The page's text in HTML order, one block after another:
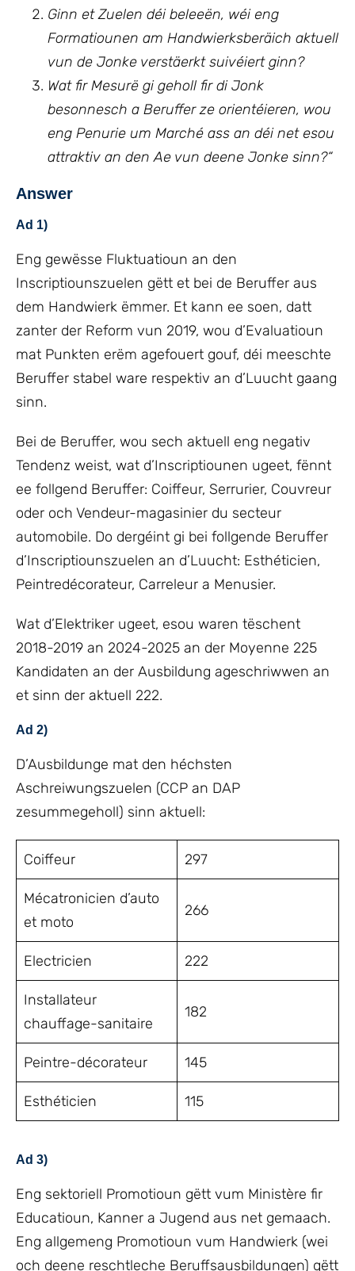
Ginn et Zuelen déi beleeën, wéi eng
Formatiounen am Handwierksberäich aktuell
vun de Jonke verstäerkt suivéiert ginn?
Wat fir Mesurë gi geholl fir di Jonk
besonnesch a Beruffer ze orientéieren, wou
eng Penurie um Marché ass an déi net esou
attraktiv an den Ae vun deene Jonke sinn?“
Answer
Ad 1)
Eng gewësse Fluktuatioun an den
Inscriptiounszuelen gëtt et bei de Beruffer aus
dem Handwierk ëmmer. Et kann ee soen, datt
zanter der Reform vun 2019, wou d’Evaluatioun
mat Punkten erëm agefouert gouf, déi meeschte
Beruffer stabel ware respektiv an d’Luucht gaang
sinn.
Bei de Beruffer, wou sech aktuell eng negativ
Tendenz weist, wat d’Inscriptiounen ugeet, fënnt
ee follgend Beruffer: Coiffeur, Serrurier, Couvreur
oder och Vendeur-magasinier du secteur
automobile. Do dergéint gi bei follgende Beruffer
d’Inscriptiounszuelen an d’Luucht: Esthéticien,
Peintredécorateur, Carreleur a Menusier.
Wat d’Elektriker ugeet, esou waren tëschent
2018-2019 an 2024-2025 an der Moyenne 225
Kandidaten an der Ausbildung ageschriwwen an
et sinn der aktuell 222.
Ad 2)
D’Ausbildunge mat den héchsten
Aschreiwungszuelen (CCP an DAP
zesummegeholl) sinn aktuell:
Coiffeur 297
Mécatronicien d’auto
et moto
266
Electricien 222
Installateur
chauffage-sanitaire
182
Peintre-décorateur 145
Esthéticien 115
Ad 3)
Eng sektoriell Promotioun gëtt vum Ministère fir
Educatioun, Kanner a Jugend aus net gemaach.
Eng allgemeng Promotioun vum Handwierk (wei
och deene reschtleche Beruffsausbildungen) gëtt